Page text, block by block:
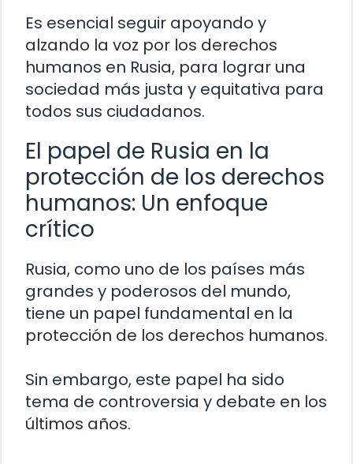
Es esencial seguir apoyando y
alzando la voz por los derechos
humanos en Rusia, para lograr una
sociedad más justa y equitativa para
todos sus ciudadanos.
El papel de Rusia en la
protección de los derechos
humanos: Un enfoque
crítico
Rusia, como uno de los países más
grandes y poderosos del mundo,
tiene un papel fundamental en la
protección de los derechos humanos.
Sin embargo, este papel ha sido
tema de controversia y debate en los
últimos años.